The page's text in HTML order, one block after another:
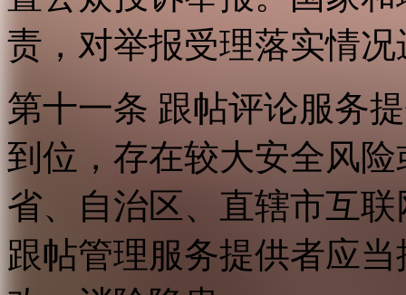
责，对举报受理落实情
第十一条 跟帖评论服务
到位，存在较大安全风
省、自治区、直辖市互
跟帖管理服务提供者应